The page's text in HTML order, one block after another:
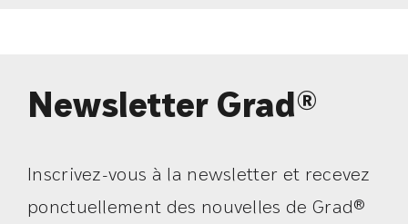
Newsletter Grad®
Inscrivez-vous à la newsletter et recevez
ponctuellement des nouvelles de Grad®